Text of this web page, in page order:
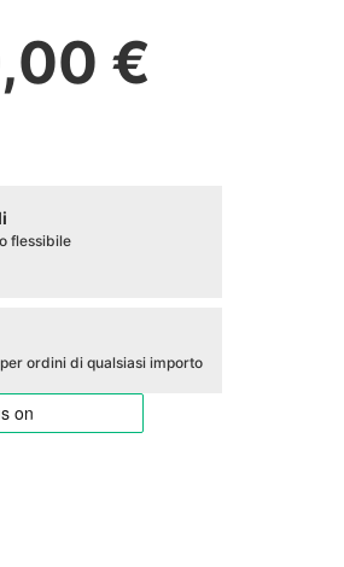
€
flessibile
ordini di qualsiasi importo